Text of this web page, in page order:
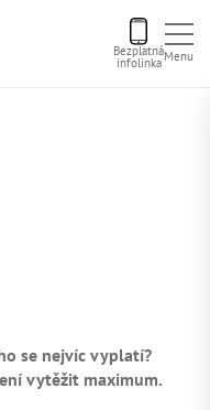
Bezplatná
infolinka Menu
se nejvíc vyplatí?
vytěžit maximum.